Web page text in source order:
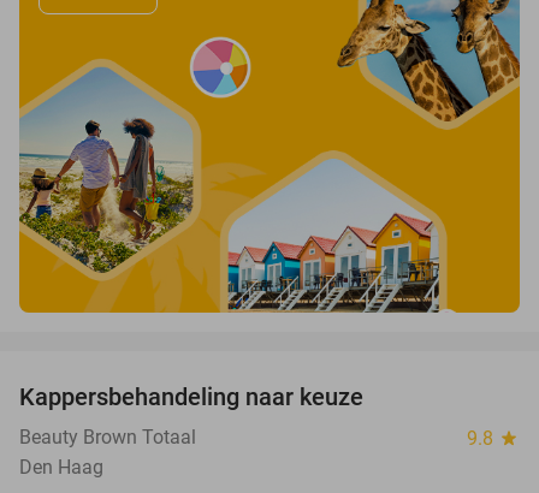
Kappersbehandeling naar keuze
Beauty Brown Totaal 9.8 star
Den Haag